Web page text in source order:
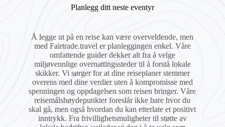
Planlegg ditt neste eventyr
Å legge ut på en reise kan være overveldende, men
med Fairtrade.travel er planleggingen enkel. Våre
omfattende guider dekker alt fra å velge
miljøvennlige overnattingssteder til å forstå lokale
skikker. Vi sørger for at dine reiseplaner stemmer
overens med dine verdier uten å kompromisse med
spenningen og oppdagelsen som reisen bringer. Våre
reisemålshøydepunkter foreslår ikke bare hvor du
skal gå, men også hvordan du kan etterlate et positivt
inntrykk. Fra frivillighetsmuligheter til støtte av